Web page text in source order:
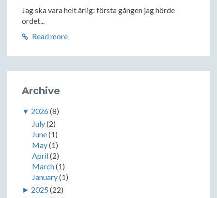
Jag ska vara helt ärlig: första gången jag hörde
ordet...
Read more
Archive
▼ 2026(8)
July(2)
June(1)
May(1)
April(2)
March(1)
January(1)
► 2025 (22)